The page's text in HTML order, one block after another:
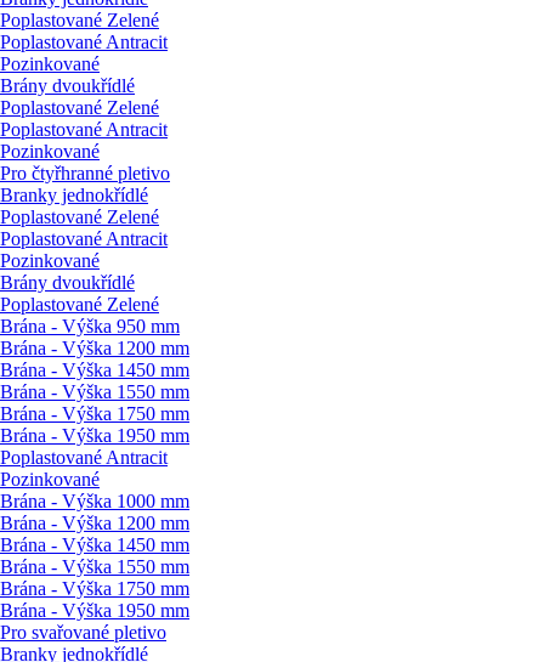
Poplastované Zelené
Poplastované Antracit
Pozinkované
Brány dvoukřídlé
Poplastované Zelené
Poplastované Antracit
Pozinkované
Pro čtyřhranné pletivo
Branky jednokřídlé
Poplastované Zelené
Poplastované Antracit
Pozinkované
Brány dvoukřídlé
Poplastované Zelené
Brána - Výška 950 mm
Brána - Výška 1200 mm
Brána - Výška 1450 mm
Brána - Výška 1550 mm
Brána - Výška 1750 mm
Brána - Výška 1950 mm
Poplastované Antracit
Pozinkované
Brána - Výška 1000 mm
Brána - Výška 1200 mm
Brána - Výška 1450 mm
Brána - Výška 1550 mm
Brána - Výška 1750 mm
Brána - Výška 1950 mm
Pro svařované pletivo
Branky jednokřídlé